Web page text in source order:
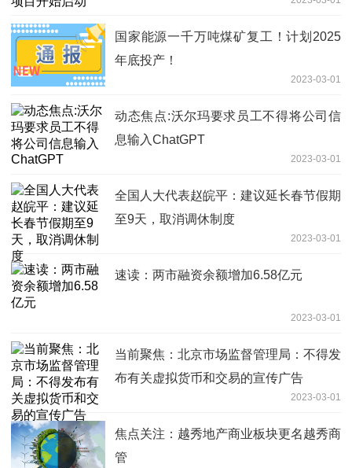
国家能源一千万吨煤矿复工！计划2025
年底投产！
2023-03-01
动态焦点:沃尔玛要求员工不得将公司信
息输入ChatGPT
2023-03-01
全国人大代表赵皖平：建议延长春节假期
至9天，取消调休制度
2023-03-01
速读：两市融资余额增加6.58亿元
2023-03-01
当前聚焦：北京市场监督管理局：不得发
布有关虚拟货币和交易的宣传广告
2023-03-01
焦点关注：越秀地产商业板块更名越秀商
管